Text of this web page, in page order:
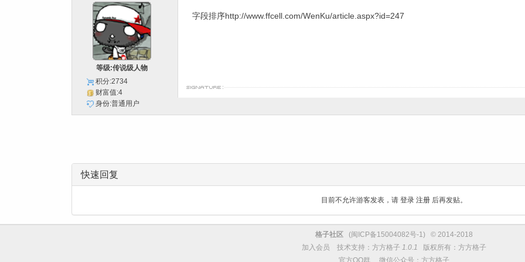
等级:传说级人物
积分:2734
财富值:4
身份:普通用户
字段排序http://www.ffcell.com/WenKu/article.aspx?id=247
快速回复
目前不允许游客发表，请 登录 注册后再发贴。
格子社区(闽ICP备15004082号-1) © 2014-2018
加入会员 技术支持： 方方格子 1.0.1 版权所有：方方格子
官方QQ群 微信公众号：方方格子